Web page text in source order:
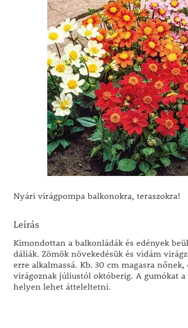
Nyári virágpompa balkonokra, teraszokra!
Leírás
Kimondottan a balkonládák és edények
dáliák. Zömök növekedésük és vidám
erre alkalmassá. Kb. 30 cm magasra
virágoznak júliustól októberig. A gumókat
helyen lehet átteleltetni.